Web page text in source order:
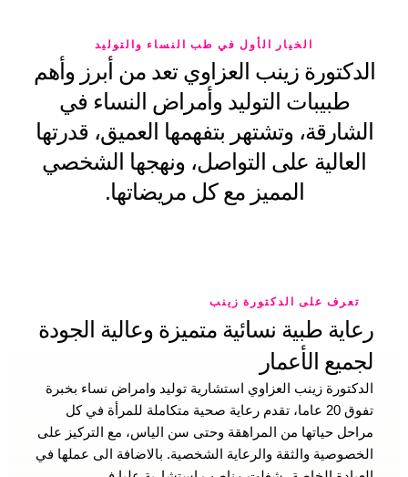
الخيار الأول في طب النساء والتوليد
الدكتورة زينب العزاوي تعد من أبرز وأهم
طبيبات التوليد وأمراض النساء في
الشارقة، وتشتهر بتفهمها العميق، قدرتها
العالية على التواصل، ونهجها الشخصي
المميز مع كل مريضاتها.
تعرف على الدكتورة زينب
رعاية طبية نسائية متميزة وعالية الجودة
لجميع الأعمار
الدكتورة زينب العزاوي استشارية توليد وامراض نساء بخبرة
تفوق 20 عاما، تقدم رعاية صحية متكاملة للمرأة في كل
مراحل حياتها من المراهقة وحتى سن الياس، مع التركيز على
الخصوصية والثقة والرعاية الشخصية. بالاضافة الى عملها في